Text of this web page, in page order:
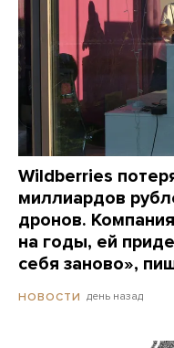
Wildberries
миллиардов
дронов.
на годы, ей
себя заново»,
НОВОСТИ день назад